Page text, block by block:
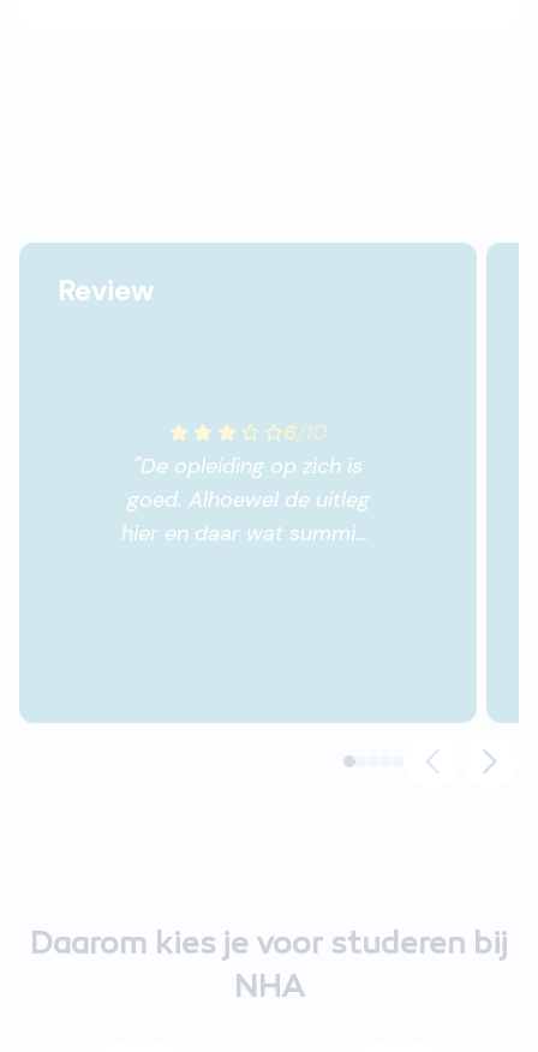
Review
6/10
"De opleiding op zich is
goed. Alhoewel de uitleg
hier en daar wat summier
en het nakijken van mijn
Daarom kies je voor studeren bij
NHA